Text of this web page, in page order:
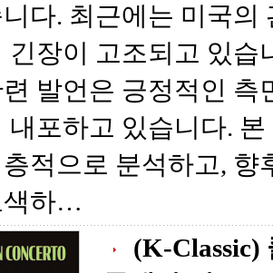
다. 최근에는 미국의
긴장이 고조되고 있습
발언은 긍정적인 측
내포하고 있습니다.
적으로 분석하고, 향
색하…
(K-Classic)